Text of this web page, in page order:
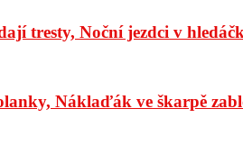
tresty, Noční jezdci v
Náklaďák ve škarpě